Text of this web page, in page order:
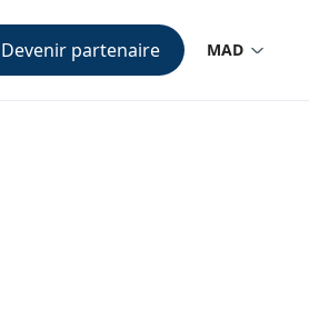
Devenir partenaire MAD